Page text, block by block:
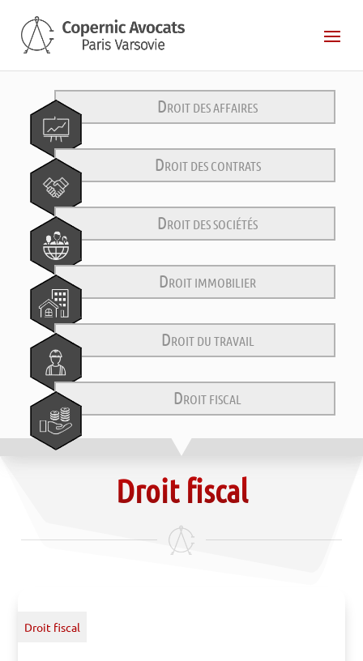
DROIT DES AFFAIRES
DROIT DES CONTRATS
DROIT DES SOCIÉTÉS
DROIT IMMOBILIER
DROIT DU TRAVAIL
DROIT FISCAL
Droit fiscal
Droit fiscal